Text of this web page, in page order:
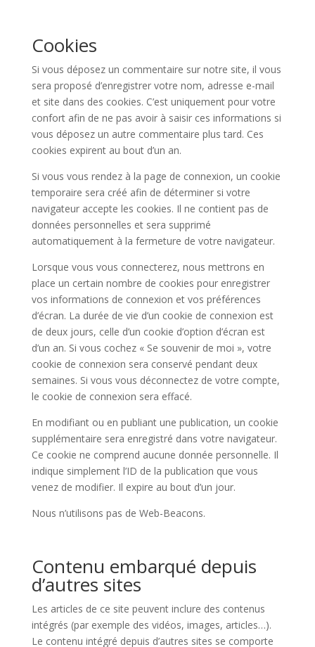
Cookies
Si vous déposez un commentaire sur notre site, il vous
sera proposé d’enregistrer votre nom, adresse e-mail
et site dans des cookies. C’est uniquement pour votre
confort afin de ne pas avoir à saisir ces informations si
vous déposez un autre commentaire plus tard. Ces
cookies expirent au bout d’un an.
Si vous vous rendez à la page de connexion, un cookie
temporaire sera créé afin de déterminer si votre
navigateur accepte les cookies. Il ne contient pas de
données personnelles et sera supprimé
automatiquement à la fermeture de votre navigateur.
Lorsque vous vous connecterez, nous mettrons en
place un certain nombre de cookies pour enregistrer
vos informations de connexion et vos préférences
d’écran. La durée de vie d’un cookie de connexion est
de deux jours, celle d’un cookie d’option d’écran est
d’un an. Si vous cochez « Se souvenir de moi », votre
cookie de connexion sera conservé pendant deux
semaines. Si vous vous déconnectez de votre compte,
le cookie de connexion sera effacé.
En modifiant ou en publiant une publication, un cookie
supplémentaire sera enregistré dans votre navigateur.
Ce cookie ne comprend aucune donnée personnelle. Il
indique simplement l’ID de la publication que vous
venez de modifier. Il expire au bout d’un jour.
Nous n’utilisons pas de Web-Beacons.
Contenu embarqué depuis
d’autres sites
Les articles de ce site peuvent inclure des contenus
intégrés (par exemple des vidéos, images, articles…).
Le contenu intégré depuis d’autres sites se comporte